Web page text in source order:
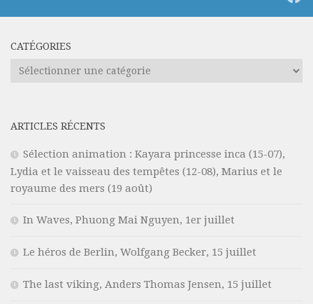
CATÉGORIES
Catégories
ARTICLES RÉCENTS
Sélection animation : Kayara princesse inca (15-07),
Lydia et le vaisseau des tempêtes (12-08), Marius et le
royaume des mers (19 août)
In Waves, Phuong Mai Nguyen, 1er juillet
Le héros de Berlin, Wolfgang Becker, 15 juillet
The last viking, Anders Thomas Jensen, 15 juillet